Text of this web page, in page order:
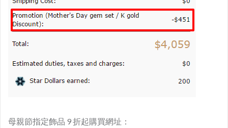
母親節指定飾品 9 折起購買網址：